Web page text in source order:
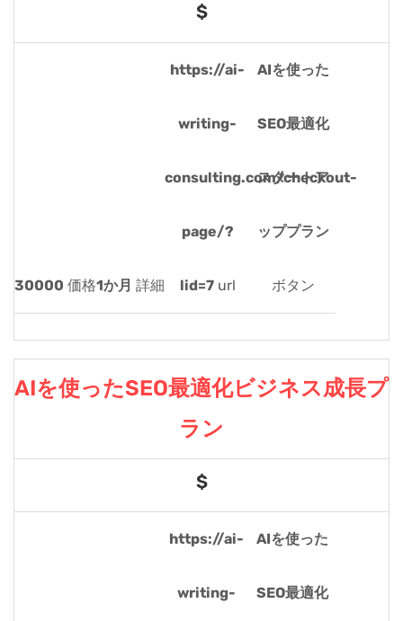
$
30000 価格1か月 詳細
https://ai-
writing-
consulting.com/checkout-
page/?
lid=7url
AIを使った
SEO最適化
スタートア
ッププラン
ボタン
AIを使ったSEO最適化ビジネス成長プ
ラン
$
https://ai-
writing-
AIを使った
SEO最適化